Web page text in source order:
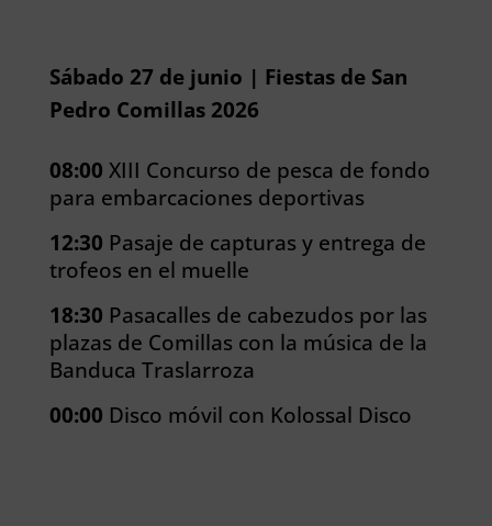
Sábado 27 de junio | Fiestas de San
Pedro Comillas 2026
08:00 XIII Concurso de pesca de fondo
para embarcaciones deportivas
12:30 Pasaje de capturas y entrega de
trofeos en el muelle
18:30 Pasacalles de cabezudos por las
plazas de Comillas con la música de la
Banduca Traslarroza
00:00 Disco móvil con Kolossal Disco